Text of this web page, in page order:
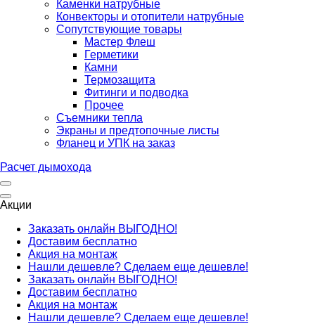
Каменки натрубные
Конвекторы и отопители натрубные
Сопутствующие товары
Мастер Флеш
Герметики
Камни
Термозащита
Фитинги и подводка
Прочее
Съемники тепла
Экраны и предтопочные листы
Фланец и УПК на заказ
Расчет дымохода
Акции
Заказать онлайн ВЫГОДНО!
Доставим бесплатно
Акция на монтаж
Нашли дешевле? Сделаем еще дешевле!
Заказать онлайн ВЫГОДНО!
Доставим бесплатно
Акция на монтаж
Нашли дешевле? Сделаем еще дешевле!